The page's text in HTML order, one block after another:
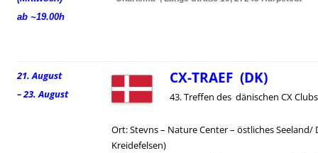
ab ~19.00h
21. August
– 23. August
CX-TRAEF (DK)
43. Treffen des dänischen CX Clubs
Ort: Stevns – Nature Center – östliches Seeland/
Kreidefelsen)